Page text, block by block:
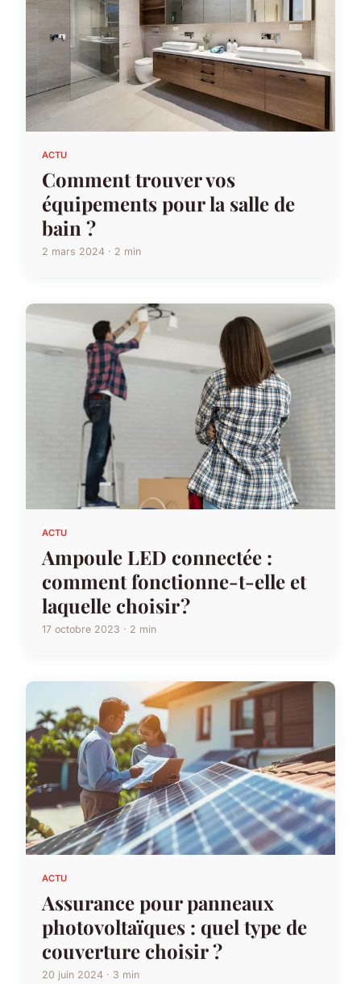
ACTU
Comment trouver vos
équipements pour la salle de
bain ?
2 mars 2024 · 2 min
ACTU
Ampoule LED connectée :
comment fonctionne-t-elle et
laquelle choisir ?
17 octobre 2023 · 2 min
ACTU
Assurance pour panneaux
photovoltaïques : quel type de
couverture choisir ?
20 juin 2024 · 3 min